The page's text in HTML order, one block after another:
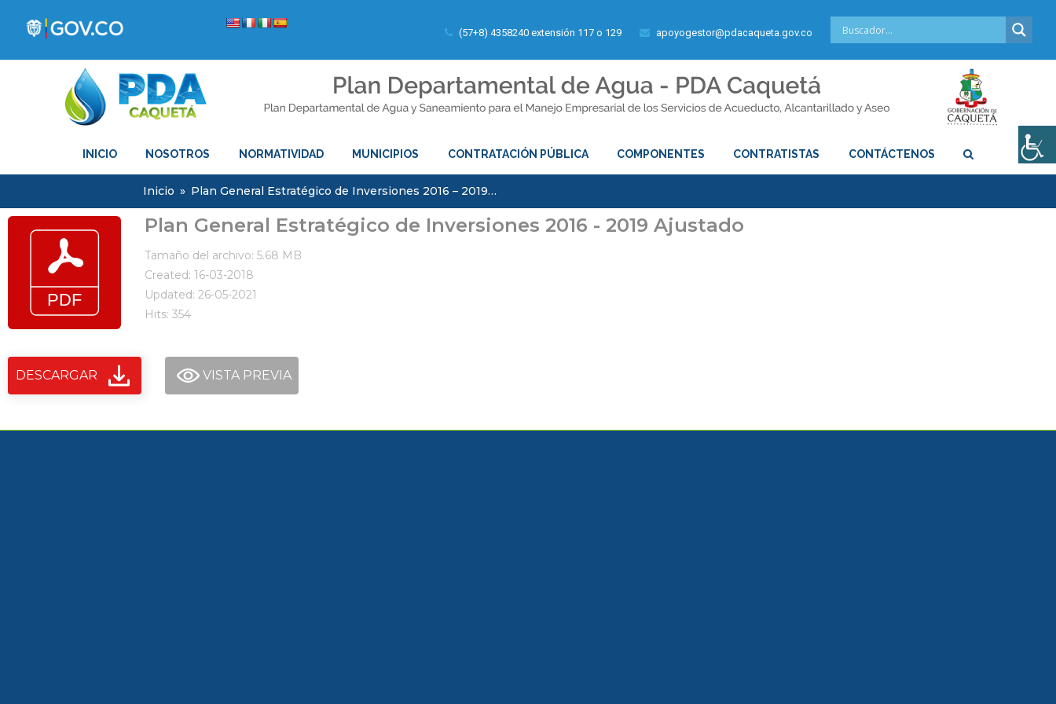
(57+8) 4358240 extensión 117 o 129 apoyogestor@pdacaqueta.gov.co
INICIO NOSOTROS NORMATIVIDAD MUNICIPIOS CONTRATACIÓN PÚBLICA COMPONENTES CONTRATISTAS CONTÁCTENOS
Inicio » Plan General Estratégico de Inversiones 2016 – 2019…
Plan General Estratégico de Inversiones 2016 - 2019 Ajustado
Tamaño del archivo: 5.68 MB
Created: 16-03-2018
Updated: 26-05-2021
Hits: 354
DESCARGAR VISTA PREVIA